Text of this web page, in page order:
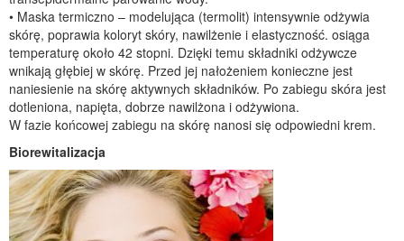
• Maska termiczno – modelująca (termolit) intensywnie odżywia
skórę, poprawia koloryt skóry, nawilżenie i elastyczność. osiąga
temperaturę około 42 stopni. Dzięki temu składniki odżywcze
wnikają głębiej w skórę. Przed jej nałożeniem konieczne jest
naniesienie na skórę aktywnych składników. Po zabiegu skóra jest
dotleniona, napięta, dobrze nawilżona i odżywiona.
W fazie końcowej zabiegu na skórę nanosi się odpowiedni krem.
Biorewitalizacja